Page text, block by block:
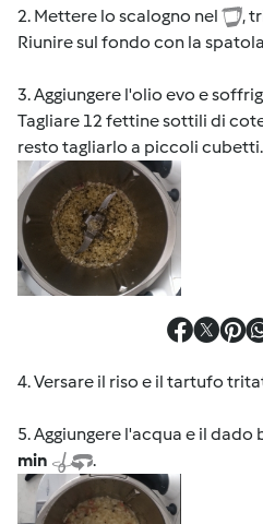
2. Mettere lo scalogno nel ,
Riunire sul fondo con la
3. Aggiungere l'olio evo e
Tagliare 12 fettine sottili di
resto tagliarlo a piccoli
4. Versare il riso e il tartufo
5. Aggiungere l'acqua e il
min
.